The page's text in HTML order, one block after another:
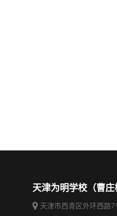
天津为明学校（曹庄
天津市西青区外环西路7